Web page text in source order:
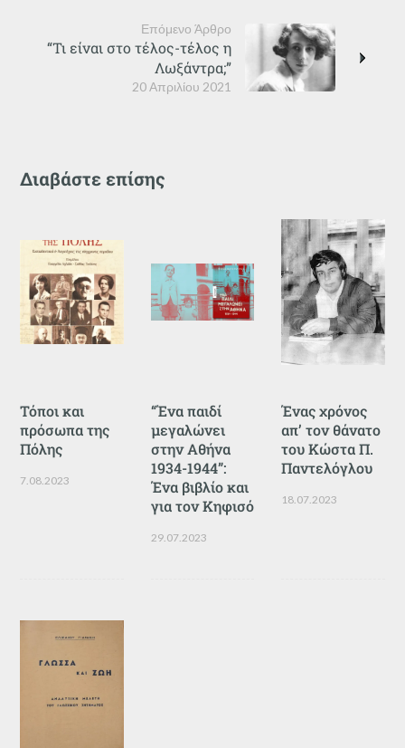
Επόμενο Άρθρο
20 Απριλίου 2021
“Τι είναι στο τέλος-τέλος η
Λωξάντρα;”
Διαβάστε επίσης
Τόποι και
πρόσωπα της
Πόλης
7.08.2023
“Ένα παιδί
μεγαλώνει
στην Αθήνα
1934-1944”:
Ένα βιβλίο και
για τον Κηφισό
29.07.2023
Ένας χρόνος
απ’ τον θάνατο
του Κώστα Π.
Παντελόγλου
18.07.2023